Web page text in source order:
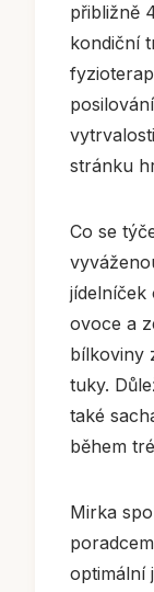
přibližně
kondiční
stránku
Co se
jídelníček
ovoce a
bílkoviny
tuky.
také
během
Mirka
optimální